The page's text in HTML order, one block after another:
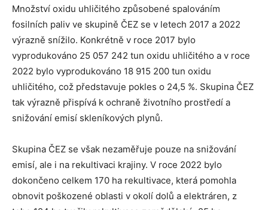
Množství oxidu uhličitého způsobené spalováním
fosilních paliv ve skupině ČEZ se v letech 2017 a 2022
výrazně snížilo. Konkrétně v roce 2017 bylo
vyprodukováno 25 057 242 tun oxidu uhličitého a v roce
2022 bylo vyprodukováno 18 915 200 tun oxidu
uhličitého, což představuje pokles o 24,5 %. Skupina ČEZ
tak výrazně přispívá k ochraně životního prostředí a
snižování emisí skleníkových plynů.
Skupina ČEZ se však nezaměřuje pouze na snižování
emisí, ale i na rekultivaci krajiny. V roce 2022 bylo
dokončeno celkem 170 ha rekultivace, která pomohla
obnovit poškozené oblasti v okolí dolů a elektráren, z